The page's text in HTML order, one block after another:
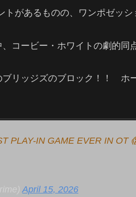
があるものの、ワンポゼッシ
コービー・ホワイトの劇的同
リッジズのブロック！！ ホ
PLAY-IN GAME EVER IN OT
April 15, 2026